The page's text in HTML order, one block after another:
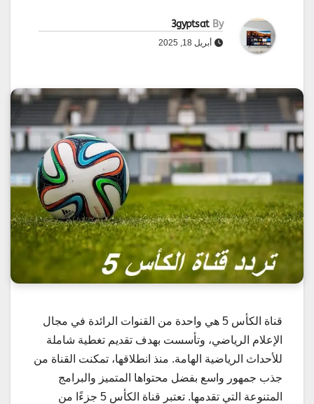
By
3gyptsat
أبريل 18, 2025
قناة الكأس 5 هي واحدة من القنوات الرائدة في مجال
الإعلام الرياضي، وتأسست بهدف تقديم تغطية شاملة
للأحداث الرياضية الهامة. منذ انطلاقها، تمكنت القناة من
جذب جمهور واسع بفضل محتواها المتميز والبرامج
المتنوعة التي تقدمها. تعتبر قناة الكأس 5 جزءًا من